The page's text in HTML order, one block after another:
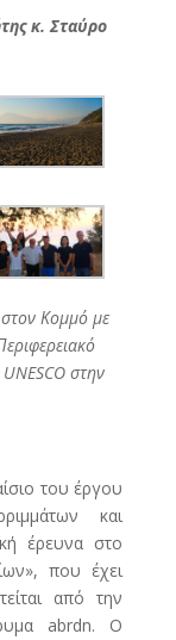
κ. Σταύρο
στον Κομμό με
στην
του έργου
και
έρευνα στο
που έχει
από την
abrdn. Ο